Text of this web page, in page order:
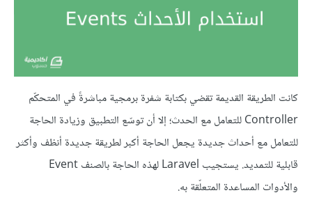
كانت الطريقة القديمة تقضي بكتابة شفرة برمجية مباشرةً في المتحكّم
Controller للتعامل مع الحدث؛ إلا أن توسّع التطبيق وزيادة الحاجة
للتعامل مع أحداث جديدة يجعل الحاجة أكبر لطريقة جديدة أنظف وأكثر
قابلية للتمديد. يستجيب Laravel لهذه الحاجة بالصنف Event
والأدوات المساعدة المتعلّقة به.